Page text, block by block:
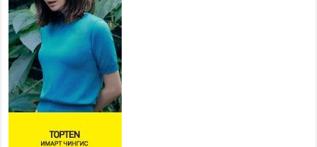
2026 оны 7 сар 21 / 13 цаг 43 минут
COP17 хурлын үеэрх замын
хөдөлгөөн, нийтийн тээврийн
зохицуулалт, сургууль,
цэцэрлэг, зах, худалдааны
төвийн ажиллах хуваарийг гаргаж, иргэдэд
мэдээлэхийг үүрэг болголоо
2026 оны 7 сар 21 / 11 цаг 59 минут
Гэр бүлийн хэрэг шүүхэд хянан шийдвэрлэх
тухай хуулиар хүүхдийн дээд ашиг сонирхлыг